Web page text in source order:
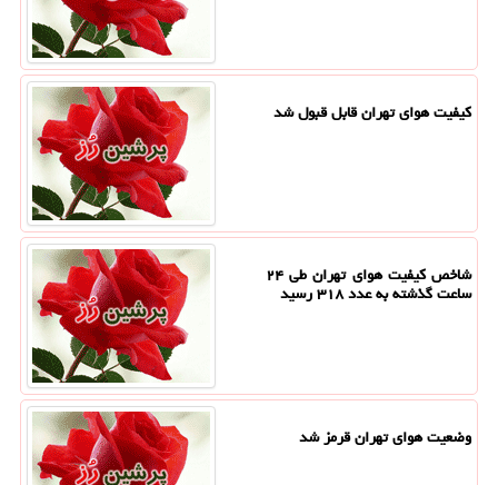
کیفیت هوای تهران قابل قبول شد
شاخص کیفیت هوای تهران طی ۲۴
ساعت گذشته به عدد ۳۱۸ رسید
وضعیت هوای تهران قرمز شد